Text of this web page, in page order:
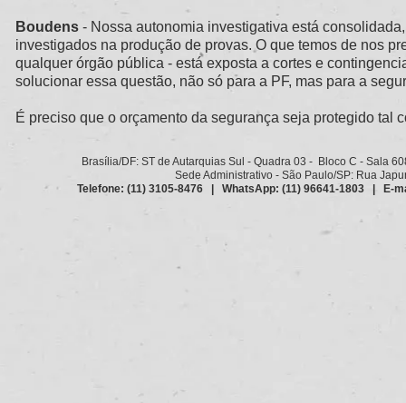
Boudens - Nossa autonomia investigativa está
investigados na produção de provas. O que temos de nos
qualquer órgão pública - está exposta a cortes e
solucionar essa questão, não só para a PF, mas para a
É preciso que o orçamento da segurança seja protegido tal
Brasília/DF: ST de Autarquias Sul - Quadra 03 - Bloco C - Sala
Sede Administrativo - São Paulo/SP: Rua
Telefone: (11) 3105-8476 | WhatsApp: (11) 96641-1803 | E-